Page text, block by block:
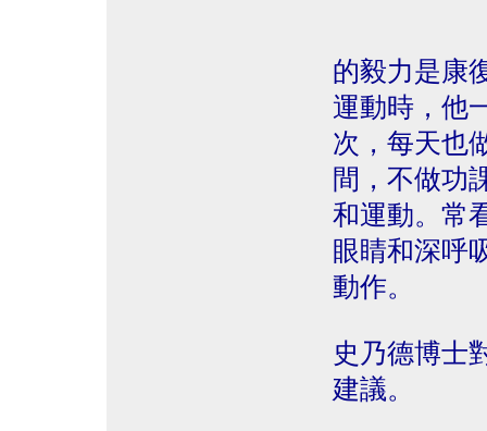
的毅力是康
運動時，他
次，每天也
間，不做功
和運動。常
眼睛和深呼
動作。
史乃德博士
建議。